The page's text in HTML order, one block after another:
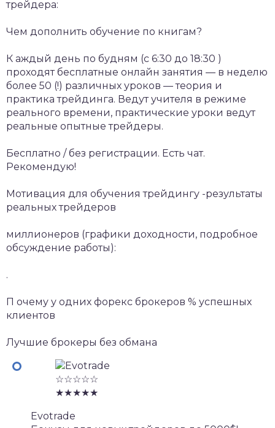
трейдера:
Чем дополнить обучение по книгам?
К аждый день по будням (с 6:30 до 18:30 )
проходят бесплатные онлайн занятия — в неделю
более 50 (!) различных уроков — теория и
практика трейдинга. Ведут учителя в режиме
реального времени, практические уроки ведут
реальные опытные трейдеры.
Бесплатно / без регистрации. Есть чат.
Рекомендую!
Мотивация для обучения трейдингу -результаты
реальных трейдеров
миллионеров (графики доходности, подробное
обсуждение работы):
.
П очему у одних форекс брокеров % успешных
клиентов
Лучшие брокеры без обмана
☆☆☆☆☆
★★★★★
Evotrade